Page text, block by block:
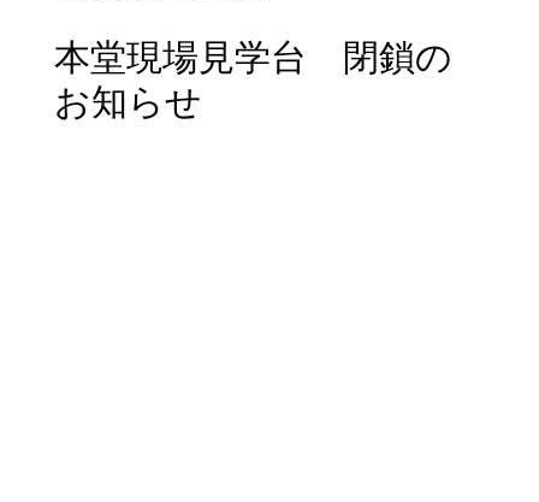
本堂現場見学台 閉鎖の
お知らせ